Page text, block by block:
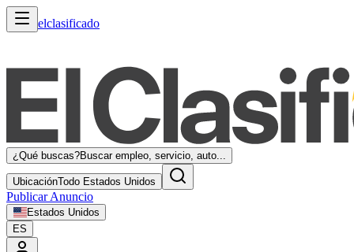
elclasificado
¿Qué buscas?Buscar empleo, servicio, auto...
UbicaciónTodo Estados Unidos
Publicar Anuncio
Estados Unidos
ES